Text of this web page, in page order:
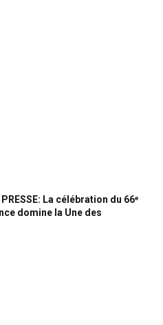
La célébration du 66ᵉ
domine la Une des